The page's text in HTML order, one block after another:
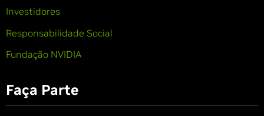
Investidores
Responsabilidade Social
Fundação NVIDIA
Faça Parte